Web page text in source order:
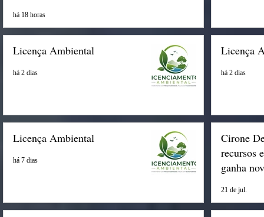
há 18 horas
Licença Ambiental
há 2 dias
Licença
há 2 dias
Licença Ambiental
há 7 dias
Cirone
recursos
ganha
21 de jul.